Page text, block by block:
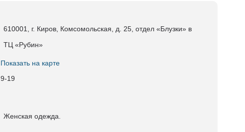
610001, г. Киров, Комсомольская, д. 25, отдел «Блузки» в
ТЦ «Рубин»
Показать на карте
9-19
Женская одежда.